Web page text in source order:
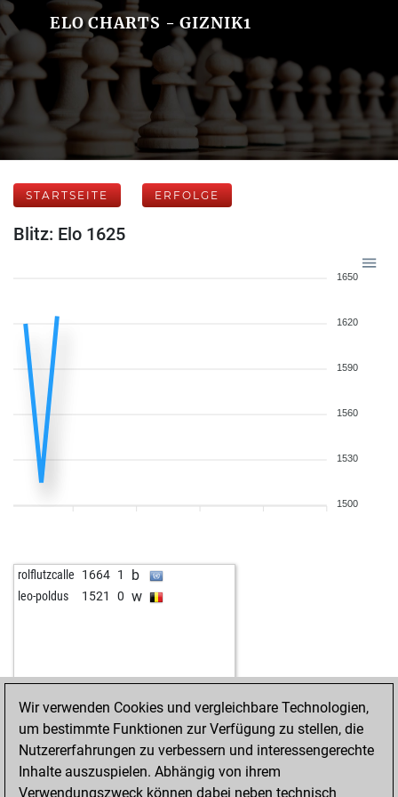
ELO CHARTS - GIZNIK1
STARTSEITE ERFOLGE
Blitz: Elo 1625
1650
1620
1590
1560
1530
1500
rolflutzcalle 1664 1 b
leo-poldus 1521 0 w
Wir verwenden Cookies und vergleichbare Technologien,
um bestimmte Funktionen zur Verfügung zu stellen, die
Nutzererfahrungen zu verbessern und interessengerechte
Inhalte auszuspielen. Abhängig von ihrem
Verwendungszweck können dabei neben technisch